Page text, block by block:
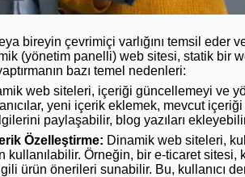
bireyin çevrimiçi varlığını temsil eder
(yönetim panelli) web sitesi, statik
bazı temel nedenleri:
web siteleri, içeriği güncellemeyi ve
yeni içerik eklemek, mevcut
paylaşabilir, blog yazıları
Özelleştirme: Dinamik web siteleri,
Örneğin, bir e-ticaret sitesi,
ürün önerileri sunabilir. Bu, kullanıcı